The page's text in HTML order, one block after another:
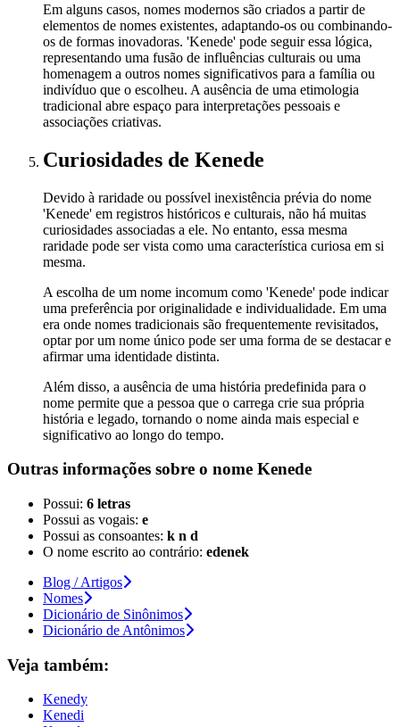
Em alguns casos, nomes modernos são criados a partir de
elementos de nomes existentes, adaptando-os ou combinando-
os de formas inovadoras. 'Kenede' pode seguir essa lógica,
representando uma fusão de influências culturais ou uma
homenagem a outros nomes significativos para a família ou
indivíduo que o escolheu. A ausência de uma etimologia
tradicional abre espaço para interpretações pessoais e
associações criativas.
Curiosidades de Kenede
Devido à raridade ou possível inexistência prévia do nome
'Kenede' em registros históricos e culturais, não há muitas
curiosidades associadas a ele. No entanto, essa mesma
raridade pode ser vista como uma característica curiosa em si
mesma.
A escolha de um nome incomum como 'Kenede' pode indicar
uma preferência por originalidade e individualidade. Em uma
era onde nomes tradicionais são frequentemente revisitados,
optar por um nome único pode ser uma forma de se destacar e
afirmar uma identidade distinta.
Além disso, a ausência de uma história predefinida para o
nome permite que a pessoa que o carrega crie sua própria
história e legado, tornando o nome ainda mais especial e
significativo ao longo do tempo.
Outras informações sobre o nome Kenede
Possui: 6 letras
Possui as vogais: e
Possui as consoantes: k n d
O nome escrito ao contrário: edenek
Blog / Artigos
Nomes
Dicionário de Sinônimos
Dicionário de Antônimos
Veja também:
Kenedy
Kenedi